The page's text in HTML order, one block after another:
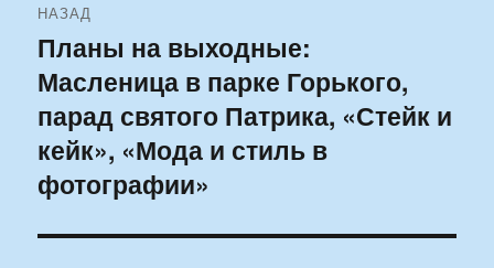
по
записям
НАЗАД
Предыдущая
запись:
Планы на выходные:
Масленица в парке Горького,
парад святого Патрика, «Стейк и
кейк», «Мода и стиль в
фотографии»